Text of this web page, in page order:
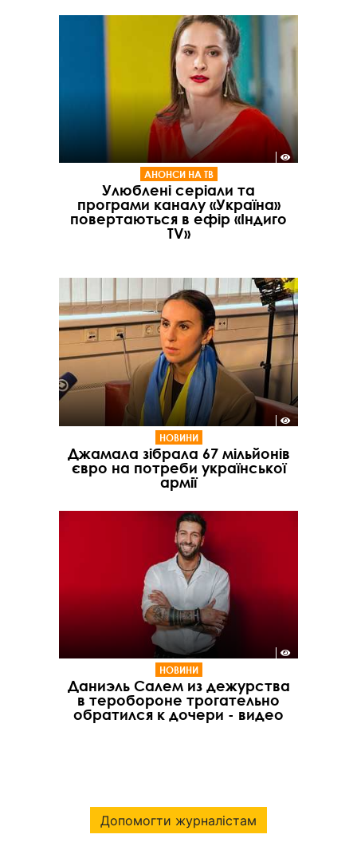
АНОНСИ НА ТВ
Улюблені серіали та
програми каналу «Україна»
повертаються в ефір «Індиго
TV»
НОВИНИ
Джамала зібрала 67 мільйонів
євро на потреби української
армії
НОВИНИ
Даниэль Салем из дежурства
в теробороне трогательно
обратился к дочери - видео
Допомогти журналістам